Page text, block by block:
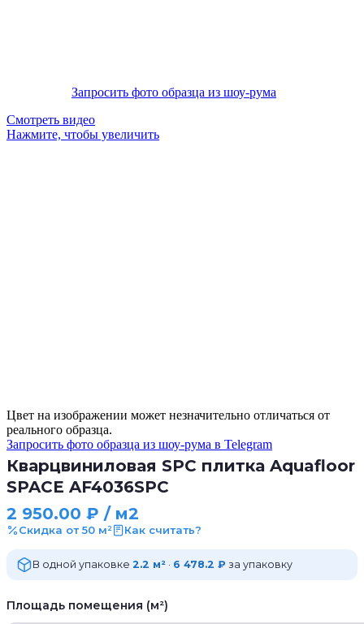
Запросить фото образца из шоу-рума
Смотреть видео
Нажмите, чтобы увеличить
Цвет на изображении может незначительно отличаться от
реального образца.
Запросить фото образца из шоу-рума в Telegram
Кварцвиниловая SPC плитка Aquafloor
SPACE AF4036SPC
2 950.00 ₽ / м2
Скидка от 50 м² Как считать?
В одной упаковке 2.2 м² · 6 478.2 ₽ за упаковку
Площадь помещения (м²)